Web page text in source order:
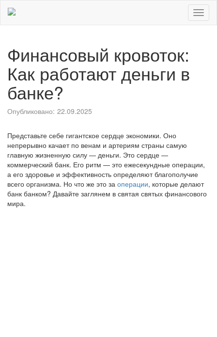
Финансовый кровоток:
Как работают деньги в
банке?
Опубликовано: 22.09.2025
Представьте себе гигантское сердце экономики. Оно
непрерывно качает по венам и артериям страны самую
главную жизненную силу — деньги. Это сердце —
коммерческий банк. Его ритм — это ежесекундные операции,
а его здоровье и эффективность определяют благополучие
всего организма. Но что же это за операции, которые делают
банк банком? Давайте заглянем в святая святых финансового
мира.